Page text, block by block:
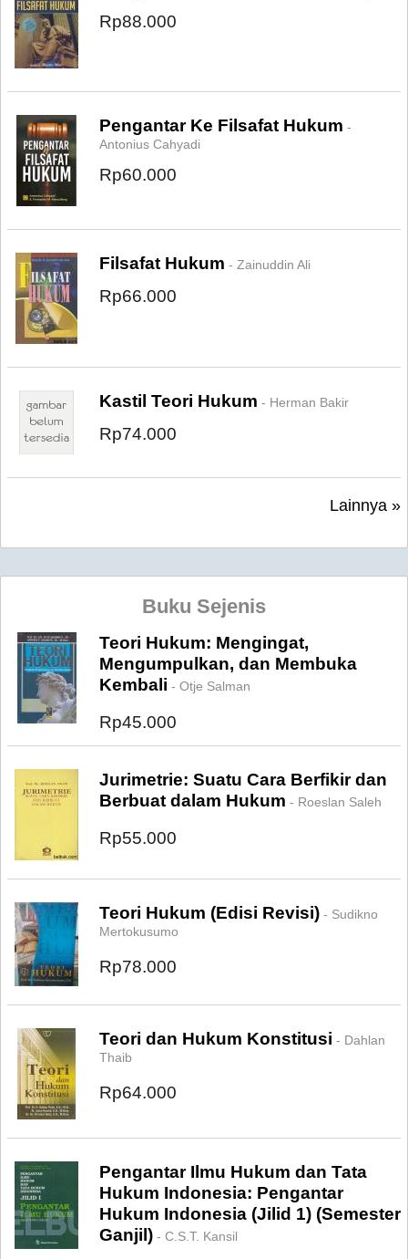
Rp88.000
Pengantar Ke Filsafat Hukum -
Antonius Cahyadi
Rp60.000
Filsafat Hukum - Zainuddin Ali
Rp66.000
Kastil Teori Hukum - Herman Bakir
Rp74.000
Lainnya »
Buku Sejenis
Teori Hukum: Mengingat,
Mengumpulkan, dan Membuka
Kembali - Otje Salman
Rp45.000
Jurimetrie: Suatu Cara Berfikir dan
Berbuat dalam Hukum - Roeslan Saleh
Rp55.000
Teori Hukum (Edisi Revisi) - Sudikno
Mertokusumo
Rp78.000
Teori dan Hukum Konstitusi - Dahlan
Thaib
Rp64.000
Pengantar Ilmu Hukum dan Tata
Hukum Indonesia: Pengantar
Hukum Indonesia (Jilid 1) (Semester
Ganjil) - C.S.T. Kansil